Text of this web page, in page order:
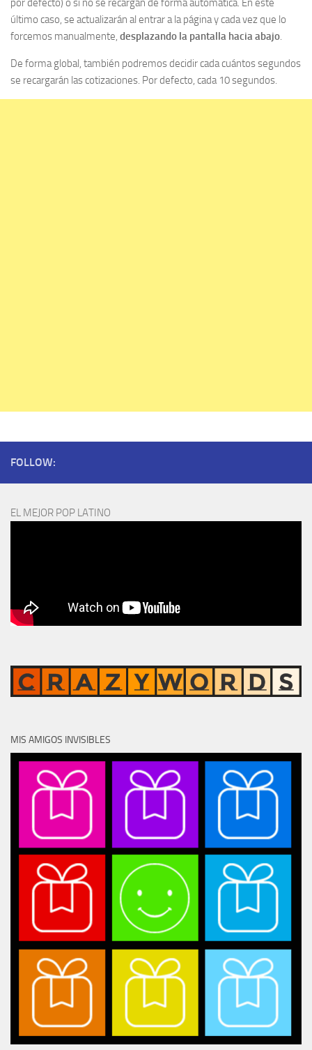
por defecto) o si no se recargan de forma automática. En este
último caso, se actualizarán al entrar a la página y cada vez que lo
forcemos manualmente, desplazando la pantalla hacia abajo.
De forma global, también podremos decidir cada cuántos segundos
se recargarán las cotizaciones. Por defecto, cada 10 segundos.
FOLLOW:
EL MEJOR POP LATINO
MIS AMIGOS INVISIBLES